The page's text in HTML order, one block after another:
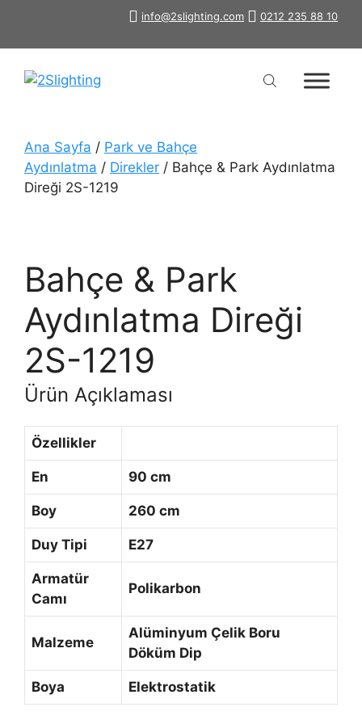
info@2slighting.com 0212 235 88 10
Ana Sayfa / Park ve Bahçe
Aydınlatma / Direkler / Bahçe & Park Aydınlatma
Direği 2S-1219
Bahçe & Park
Aydınlatma Direği
2S-1219
Ürün Açıklaması
Özellikler
En 90 cm
Boy 260 cm
Duy Tipi E27
Armatür
Camı
Polikarbon
Malzeme
Alüminyum Çelik Boru
Döküm Dip
Boya Elektrostatik